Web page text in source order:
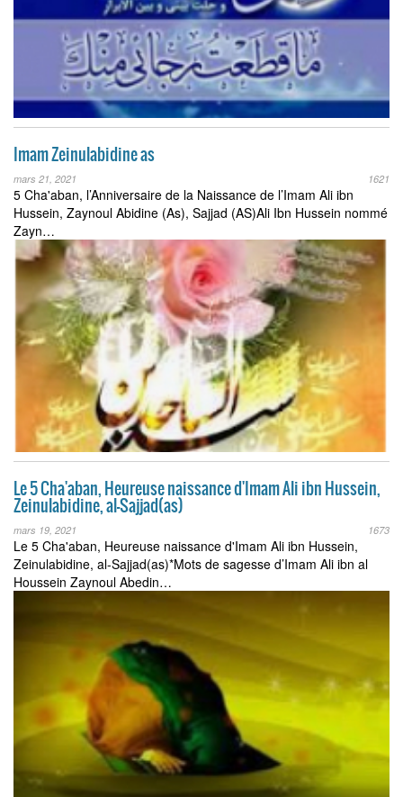
Imam Zeinulabidine as
mars 21, 2021 1621
5 Cha'aban, l’Anniversaire de la Naissance de l’Imam Ali ibn
Hussein, Zaynoul Abidine (As), Sajjad (AS)Ali Ibn Hussein nommé
Zayn…
Le 5 Cha'aban, Heureuse naissance d'Imam Ali ibn Hussein,
Zeinulabidine, al-Sajjad(as)
mars 19, 2021 1673
Le 5 Cha'aban, Heureuse naissance d'Imam Ali ibn Hussein,
Zeinulabidine, al-Sajjad(as)*Mots de sagesse d’Imam Ali ibn al
Houssein Zaynoul Abedin…